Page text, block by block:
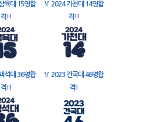
육대 15명합
격!!
🏅 2024 가천대 14명합
격!!
석대 36명합
격!!
🏅 2023 건국대 46명합
격!